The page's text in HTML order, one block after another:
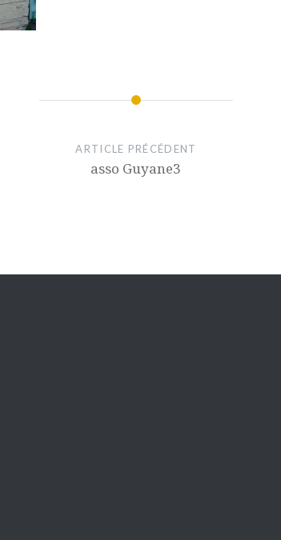
ARTICLE PRÉCÉDENT
asso Guyane3